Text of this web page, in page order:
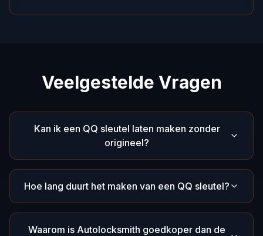
Veelgestelde Vragen
Kan ik een QQ sleutel laten maken zonder
origineel?
Hoe lang duurt het maken van een QQ sleutel?
Waarom is Autolocksmith goedkoper dan de